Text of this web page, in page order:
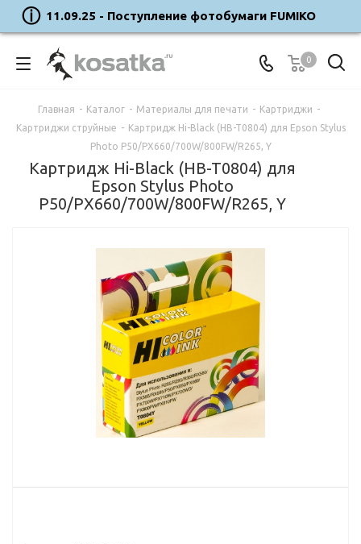
11.09.25 - Поступление фотобумаги FUMIKO
0
Главная - Каталог - Материалы для печати - Картриджи -
Картриджи струйные - Картридж Hi-Black (HB-T0804) для Epson Stylus
Photo P50/PX660/700W/800FW/R265, Y
Картридж Hi-Black (HB-T0804) для
Epson Stylus Photo
P50/PX660/700W/800FW/R265, Y